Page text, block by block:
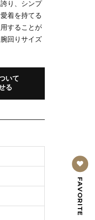
FAVORITE
り、シンプ
着を持てる
することが
回りサイズ
いて
る